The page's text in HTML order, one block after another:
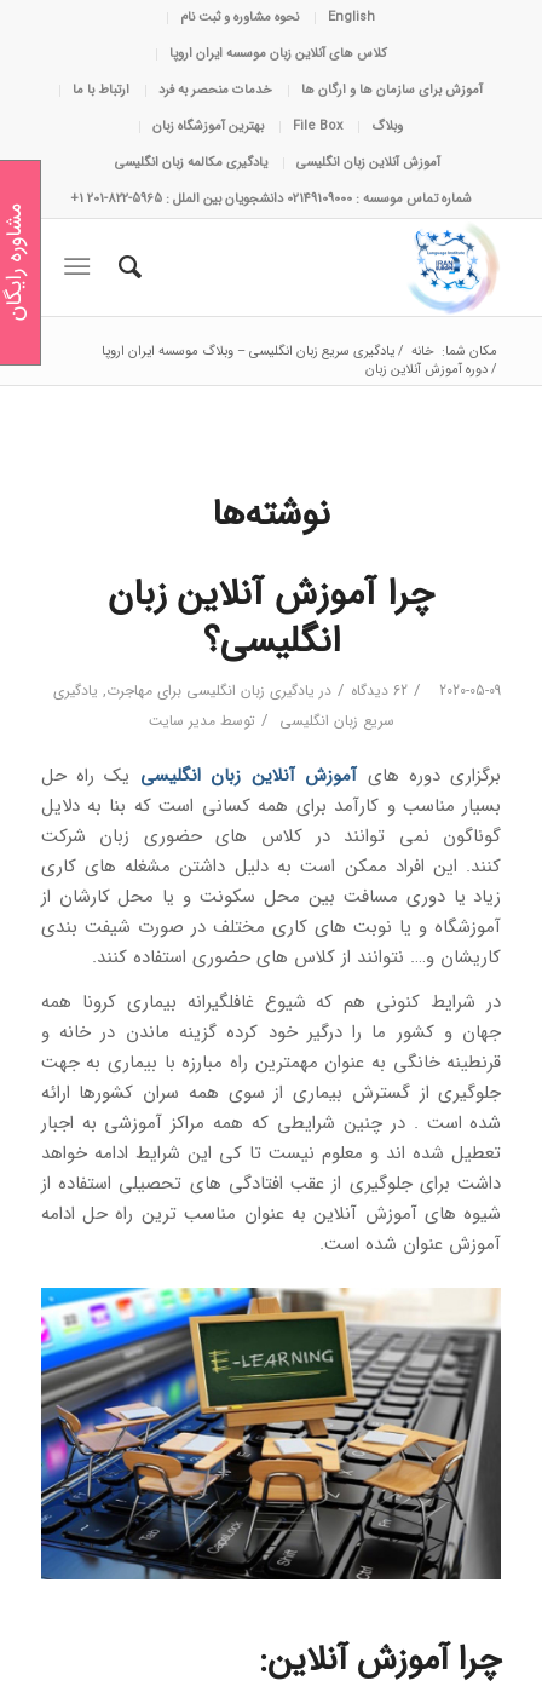
English
نحوه مشاوره و ثبت نام
کلاس های آنلاین زبان موسسه ایران اروپا
آموزش برای سازمان ها و ارگان ها
خدمات منحصر به فرد
ارتباط با ما
وبلاگ
File Box
بهترین آموزشگاه زبان
آموزش آنلاین زبان انگلیسی
یادگیری مکالمه زبان انگلیسی
شماره تماس موسسه : 02149109000 دانشجویان بین الملل : 5965-822-201 1+
مکان شما: خانه / یادگیری سریع زبان انگلیسی – وبلاگ موسسه ایران اروپا
/ دوره آموزش آنلاین زبان
نوشته‌ها
چرا آموزش آنلاین زبان
انگلیسی؟
2020-05-09
/ 62 دیدگاه / در یادگیری زبان انگلیسی برای مهاجرت, یادگیری
سریع زبان انگلیسی / توسطمدیر سایت
برگزاری دوره های آموزش آنلاین زبان انگلیسی یک راه حل
بسیار مناسب و کارآمد برای همه کسانی است که بنا به دلایل
گوناگون نمی توانند در کلاس های حضوری زبان شرکت
کنند. این افراد ممکن است به دلیل داشتن مشغله های کاری
زیاد یا دوری مسافت بین محل سکونت و یا محل کارشان از
آموزشگاه و یا نوبت های کاری مختلف در صورت شیفت بندی
کاریشان و…. نتوانند از کلاس های حضوری استفاده کنند.
در شرایط کنونی هم که شیوع غافلگیرانه بیماری کرونا همه
جهان و کشور ما را درگیر خود کرده گزینه ماندن در خانه و
قرنطینه خانگی به عنوان مهمترین راه مبارزه با بیماری به جهت
جلوگیری از گسترش بیماری از سوی همه سران کشورها ارائه
شده است . در چنین شرایطی که همه مراکز آموزشی به اجبار
تعطیل شده اند و معلوم نیست تا کی این شرایط ادامه خواهد
داشت برای جلوگیری از عقب افتادگی های تحصیلی استفاده از
شیوه های آموزش آنلاین به عنوان مناسب ترین راه حل ادامه
آموزش عنوان شده است.
چرا آموزش آنلاین: